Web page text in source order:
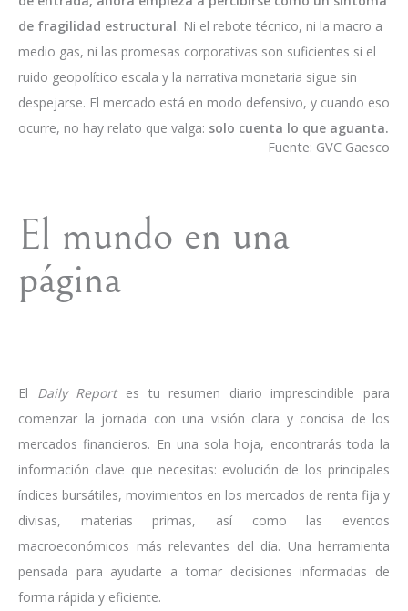
de fragilidad estructural. Ni el rebote técnico, ni la macro a
medio gas, ni las promesas corporativas son suficientes si el
ruido geopolítico escala y la narrativa monetaria sigue sin
despejarse. El mercado está en modo defensivo, y cuando eso
ocurre, no hay relato que valga: solo cuenta lo que aguanta.
Fuente: GVC Gaesco
El mundo en una
página
El Daily Reportes tu resumen diario imprescindible para
comenzar la jornada con una visión clara y concisa de los
mercados financieros. En una sola hoja, encontrarás toda la
información clave que necesitas: evolución de los principales
índices bursátiles, movimientos en los mercados de renta fija y
divisas, materias primas, así como las eventos
macroeconómicos más relevantes del día. Una herramienta
pensada para ayudarte a tomar decisiones informadas de
forma rápida y eficiente.